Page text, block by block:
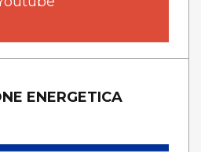
ENERGETICA